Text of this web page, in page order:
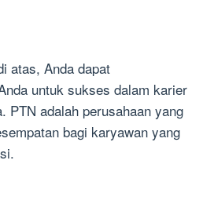
atas, Anda dapat
untuk sukses dalam karier
PTN adalah perusahaan yang
bagi karyawan yang